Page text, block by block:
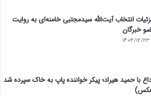
انتخاب آیت‌الله سیدمجتبی خامنه‌ای به روایت
خبرگان
1404/12/23
با حمید هیراد؛ پیکر خواننده پاپ به خاک سپرده شد